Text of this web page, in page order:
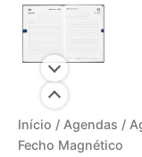
Início / Agendas /
Fecho Magnético